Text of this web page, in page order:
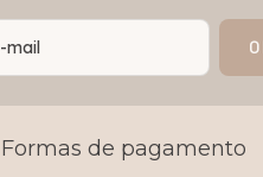
Formas de pagamento